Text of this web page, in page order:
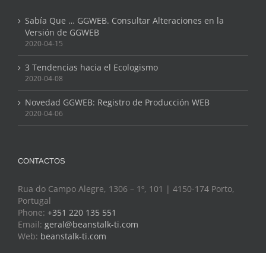
Sabía Que … GGWEB. Consultar Alteraciones en la
Versión de GGWEB
2020-04-15
3 Tendencias hacia el Ecologismo
2020-04-08
Novedad GGWEB: Registro de Producción WEB
2020-04-06
CONTACTOS
Rua do Campo Alegre, 1306 – 1º, 101 | 4150-174 Porto,
Portugal
Phone: +351 220 135 551
Email: geral@beanstalk-ti.com
Web: beanstalk-ti.com